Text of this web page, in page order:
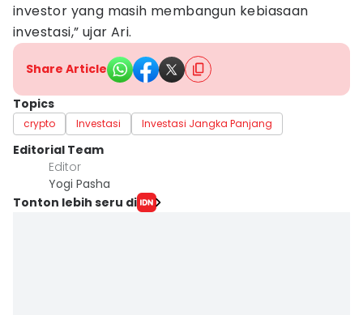
investor yang masih membangun kebiasaan
investasi,” ujar Ari.
Share Article
Topics
crypto Investasi Investasi Jangka Panjang
Editorial Team
Editor
Yogi Pasha
Tonton lebih seru di